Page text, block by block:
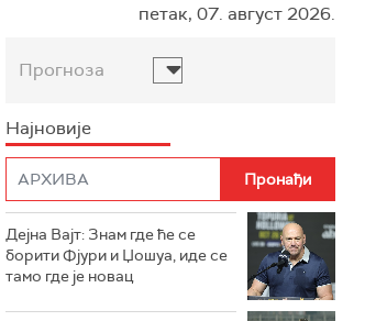
петак, 07. август 2026.
Прогноза
Најновије
Дејна Вајт: Знам где ће се
борити Фјури и Џошуа, иде се
тамо где је новац